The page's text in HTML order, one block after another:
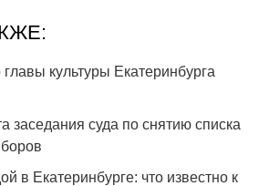
культуры Екатеринбурга
заседания суда по снятию списка
в Екатеринбурге: что известно к